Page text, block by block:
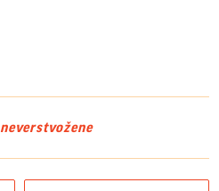
neverstvožene